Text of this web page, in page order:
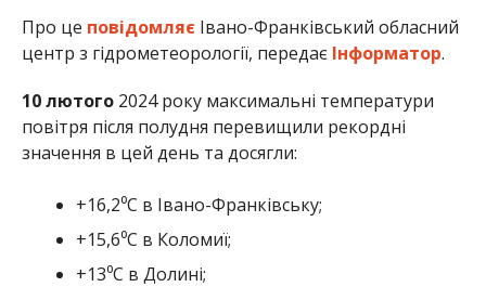
Про це повідомляє Івано-Франківський обласний
центр з гідрометеорології, передає Інформатор.
10 лютого2024 року максимальні температури
повітря після полудня перевищили рекордні
значення в цей день та досягли:
+16,2⁰С в Івано-Франківську;
+15,6⁰С в Коломиї;
+13⁰С в Долині;